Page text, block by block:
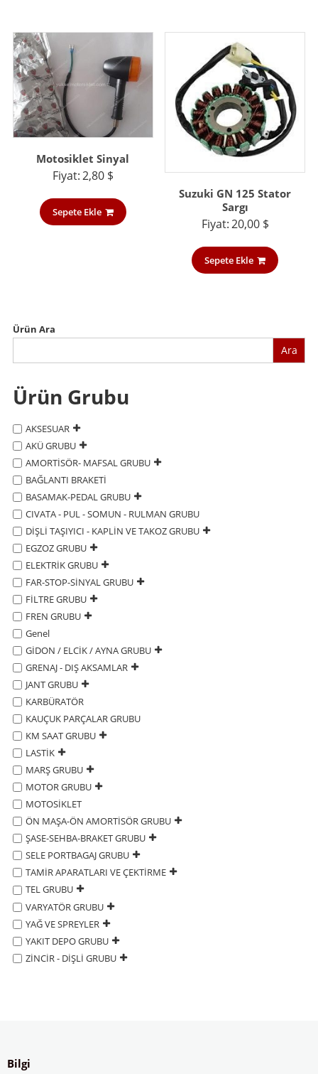
Motosiklet Sinyal
Fiyat:2,80 $
Sepete Ekle
Suzuki GN 125 Stator
Sargı
Fiyat:20,00 $
Sepete Ekle
Ürün Ara
Ara
Ürün Grubu
AKSESUAR
AKÜ GRUBU
AMORTİSÖR- MAFSAL GRUBU
BAĞLANTI BRAKETİ
BASAMAK-PEDAL GRUBU
CIVATA - PUL - SOMUN - RULMAN GRUBU
DİŞLİ TAŞIYICI - KAPLİN VE TAKOZ GRUBU
EGZOZ GRUBU
ELEKTRİK GRUBU
FAR-STOP-SİNYAL GRUBU
FİLTRE GRUBU
FREN GRUBU
Genel
GİDON / ELCİK / AYNA GRUBU
GRENAJ - DIŞ AKSAMLAR
JANT GRUBU
KARBÜRATÖR
KAUÇUK PARÇALAR GRUBU
KM SAAT GRUBU
LASTİK
MARŞ GRUBU
MOTOR GRUBU
MOTOSİKLET
ÖN MAŞA-ÖN AMORTİSÖR GRUBU
ŞASE-SEHBA-BRAKET GRUBU
SELE PORTBAGAJ GRUBU
TAMİR APARATLARI VE ÇEKTİRME
TEL GRUBU
VARYATÖR GRUBU
YAĞ VE SPREYLER
YAKIT DEPO GRUBU
ZİNCİR - DİŞLİ GRUBU
Bilgi